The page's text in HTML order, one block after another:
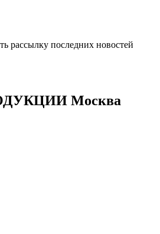
рассылку последних новостей
Москва